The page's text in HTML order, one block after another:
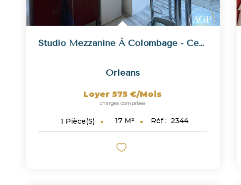
Studio Mezzanine À Colombage - Centre Ville
Orleans
Loyer 575 €/mois
charges comprises
1 Pièce(s) 17 M² Réf : 2344